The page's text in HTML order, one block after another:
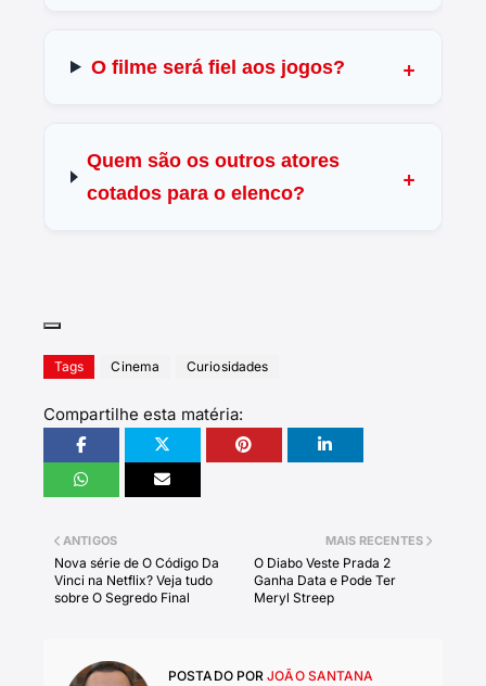
O filme será fiel aos jogos?
Quem são os outros atores
cotados para o elenco?
Tags Cinema Curiosidades
Compartilhe esta matéria:
MAIS RECENTES
O Diabo Veste Prada 2
Ganha Data e Pode Ter
Meryl Streep
ANTIGOS
Nova série de O Código Da
Vinci na Netflix? Veja tudo
sobre O Segredo Final
POSTADO POR JOÃO SANTANA